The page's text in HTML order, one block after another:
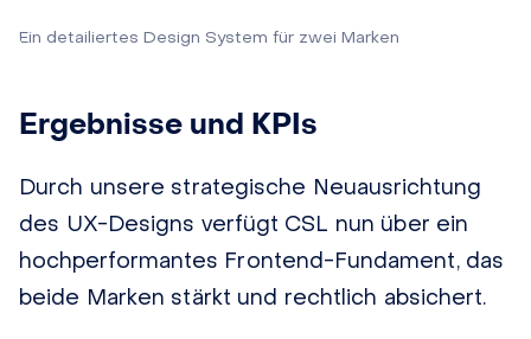
Ein detailiertes Design System für zwei Marken
Ergebnisse und KPIs
Durch unsere strategische Neuausrichtung
des UX-Designs verfügt CSL nun über ein
hochperformantes Frontend-Fundament, das
beide Marken stärkt und rechtlich absichert.